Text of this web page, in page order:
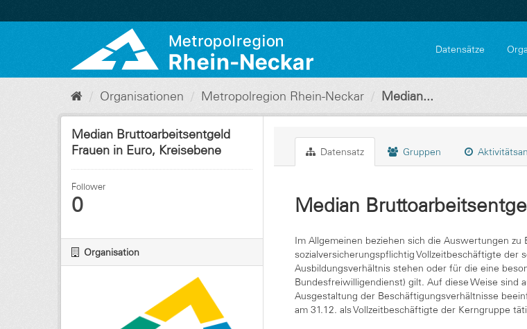
zum
Datensätze
Organisationen Metropolregion Rhein-Neckar Median...
Median Bruttoarbeitsentgeld
Frauen in Euro, Kreisebene
Follower
0
Organisation
Datensatz Gruppen
Median
Im Allgemeinen beziehen sich die Auswertungen
sozialversicherungspflichtig Vollzeitbeschäftigte
Ausbildungsverhältnis stehen oder für die eine
Bundesfreiwilligendienst) gilt. Auf diese Weise sind
Ausgestaltung der Beschäftigungsverhältnisse
am 31.12. als Vollzeitbeschäftigte der Kerngruppe